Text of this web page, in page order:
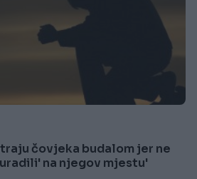
čovjeka budalom jer ne
na njegov mjestu'